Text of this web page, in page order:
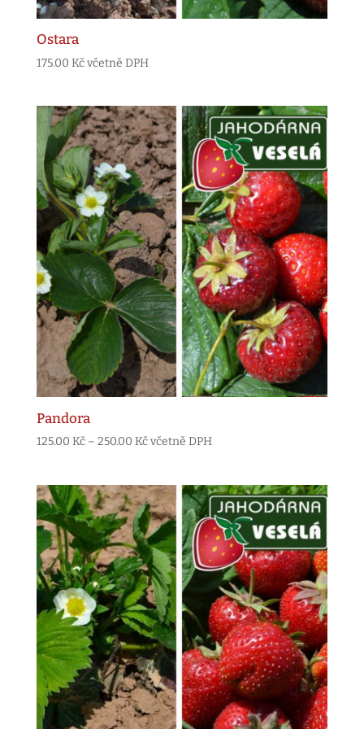
Ostara
175.00 Kčvčetně DPH
Pandora
125.00 Kč – 250.00 KčRozpětí
až
250.00 Kč
včetně DPH